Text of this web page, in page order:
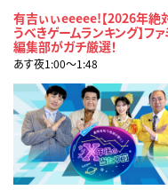
有吉ぃぃeeeee!【2026年絶
うべきゲームランキング】フ
編集部がガチ厳選！
あす夜1:00〜1:48